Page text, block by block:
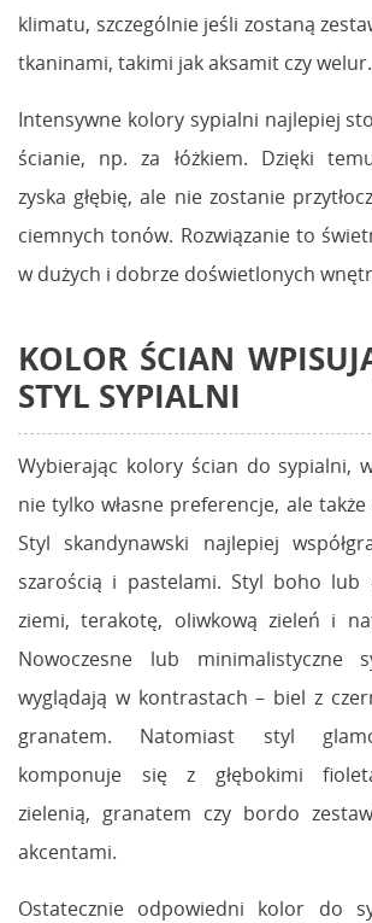
klimatu, szczególnie jeśli zostaną
tkaninami, takimi jak aksamit czy welur.
Intensywne kolory sypialni najlepiej
ścianie, np. za łóżkiem. Dzięki
zyska głębię, ale nie zostanie
ciemnych tonów. Rozwiązanie to
w dużych i dobrze doświetlonych
KOLOR ŚCIAN
STYL SYPIALNI
Wybierając kolory ścian do sypialni,
nie tylko własne preferencje, ale
Styl skandynawski najlepiej
szarością i pastelami. Styl boho
ziemi, terakotę, oliwkową zieleń i
Nowoczesne lub minimalistyczne
wyglądają w kontrastach – biel z
granatem. Natomiast styl
komponuje się z głębokimi
zielenią, granatem czy bordo
akcentami.
Ostatecznie odpowiedni kolor do